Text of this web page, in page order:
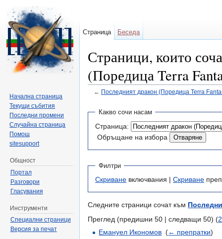
Страници, които
(Поредица Terra
← Последният дракон (Поредица Terra
Какво сочи насам
Страница:
Обръщане на избора
Филтри
Скриване включвания | Скриване
Следните страници сочат към
Преглед (предишни 50 | следващи 50) (
Емануел Икономов ‎(← препратки)
Страница Беседа
Начална страница
Текущи събития
Последни промени
Случайна страница
Помощ
sitesupport
Общност
Портал
Разговори
Гласувания
Инструменти
Специални страници
Версия за печат